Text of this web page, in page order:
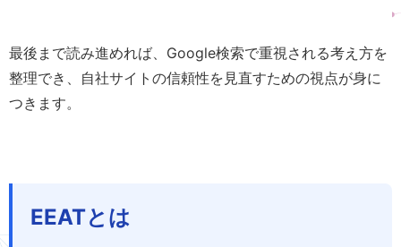
最後まで読み進めれば、Google検索で重視される考え方を
整理でき、自社サイトの信頼性を見直すための視点が身に
つきます。
EEATとは